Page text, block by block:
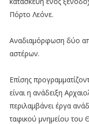
Πόρτο Λεόνε.
Αναδιαμόρφωση δύο
αστέρων.
Επίσης
είναι η ανάδειξη
περιλαμβάνει έργα
ταφικού μνημείου του